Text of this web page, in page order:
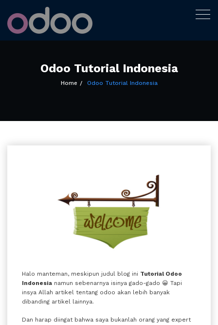
Tutorial Odoo
Bukan expert, hanya sedang belajar
Odoo Tutorial Indonesia
Home Odoo Tutorial Indonesia
Halo manteman, meskipun judul blog ini Tutorial Odoo
Indonesia namun sebenarnya isinya gado-gado 😀 Tapi
insya Allah artikel tentang odoo akan lebih banyak
dibanding artikel lainnya.
Dan harap diingat bahwa saya bukanlah orang yang expert